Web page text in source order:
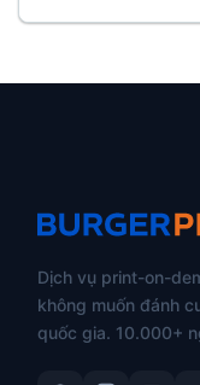
Dịch vụ print-on-
không muốn đánh
quốc gia. 10.000+